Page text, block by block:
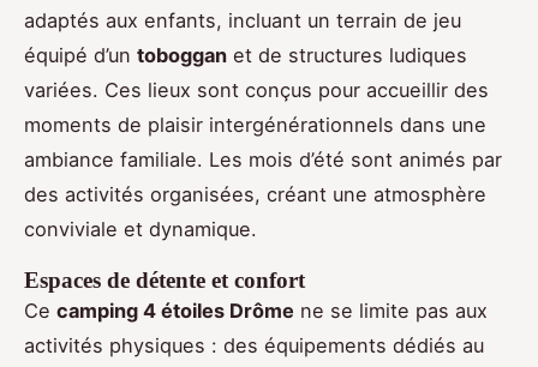
adaptés aux enfants, incluant un terrain de jeu
équipé d’un toboggan et de structures ludiques
variées. Ces lieux sont conçus pour accueillir des
moments de plaisir intergénérationnels dans une
ambiance familiale. Les mois d’été sont animés par
des activités organisées, créant une atmosphère
conviviale et dynamique.
Espaces de détente et confort
Ce camping 4 étoiles Drôme ne se limite pas aux
activités physiques : des équipements dédiés au